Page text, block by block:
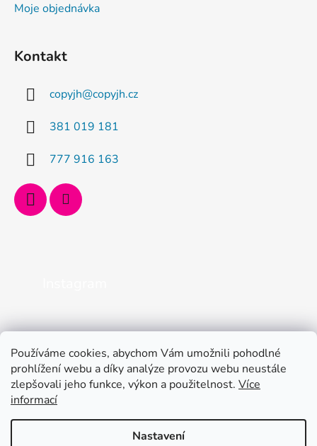
Používáme cookies, abychom Vám umožnili pohodlné
prohlížení webu a díky analýze provozu webu neustále
zlepšovali jeho funkce, výkon a použitelnost. Více
informací
Nastavení
Moje objednávka
Kontakt
copyjh@copyjh.cz
381 019 181
777 916 163